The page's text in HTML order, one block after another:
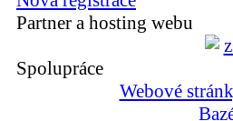
Partner a hosting webu
Spolupráce
Webové